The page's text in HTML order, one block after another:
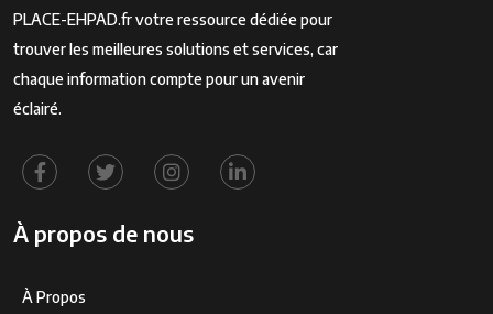
PLACE-EHPAD.fr votre ressource dédiée pour
trouver les meilleures solutions et services, car
chaque information compte pour un avenir
éclairé.
À propos de nous
À Propos